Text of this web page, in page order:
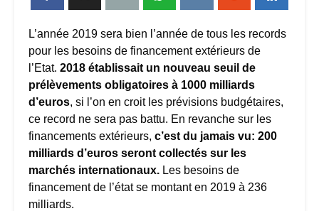
L’année 2019 sera bien l’année de tous les records
pour les besoins de financement extérieurs de
l’Etat. 2018 établissait un nouveau seuil de
prélèvements obligatoires à 1000 milliards
d’euros, si l’on en croit les prévisions budgétaires,
ce record ne sera pas battu. En revanche sur les
financements extérieurs, c’est du jamais vu: 200
milliards d’euros seront collectés sur les
marchés internationaux. Les besoins de
financement de l’état se montant en 2019 à 236
milliards.